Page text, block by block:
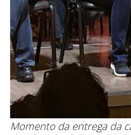
Momento da entrega da